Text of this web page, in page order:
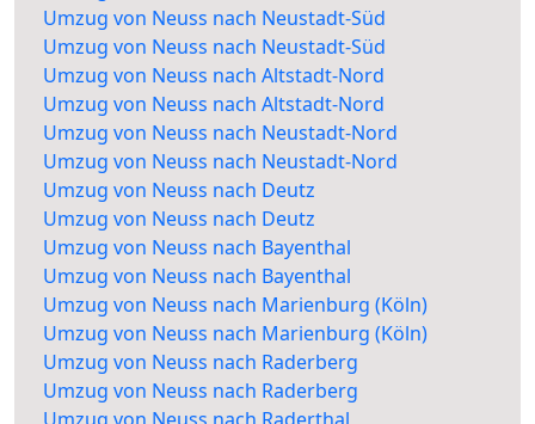
Umzug von Neuss nach Neustadt-Süd
Umzug von Neuss nach Neustadt-Süd
Umzug von Neuss nach Altstadt-Nord
Umzug von Neuss nach Altstadt-Nord
Umzug von Neuss nach Neustadt-Nord
Umzug von Neuss nach Neustadt-Nord
Umzug von Neuss nach Deutz
Umzug von Neuss nach Deutz
Umzug von Neuss nach Bayenthal
Umzug von Neuss nach Bayenthal
Umzug von Neuss nach Marienburg (Köln)
Umzug von Neuss nach Marienburg (Köln)
Umzug von Neuss nach Raderberg
Umzug von Neuss nach Raderberg